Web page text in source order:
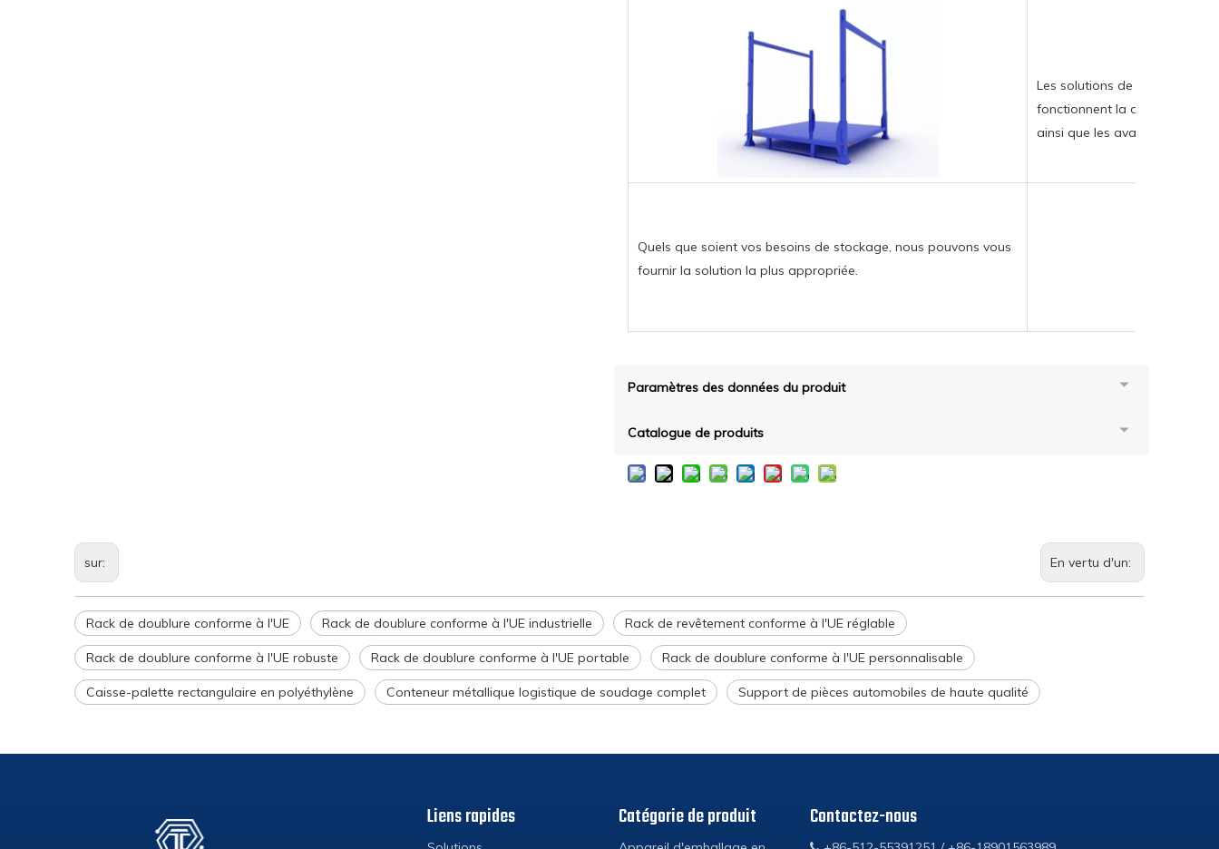
Les solutions de rack de
fonctionnent la diversité, les
ainsi que les avantages
Quels que soient vos besoins de stockage, nous pouvons vous
fournir la solution la plus appropriée.
Paramètres des données du produit
Catalogue de produits
sur: En vertu d'un:
Rack de doublure conforme à l'UE Rack de doublure conforme à l'UE industrielle Rack de revêtement conforme à l'UE réglable
Rack de doublure conforme à l'UE robuste Rack de doublure conforme à l'UE portable Rack de doublure conforme à l'UE personnalisable
Caisse-palette rectangulaire en polyéthylène Conteneur métallique logistique de soudage complet Support de pièces automobiles de haute qualité
Liens rapides Catégorie de produit Contactez-nous